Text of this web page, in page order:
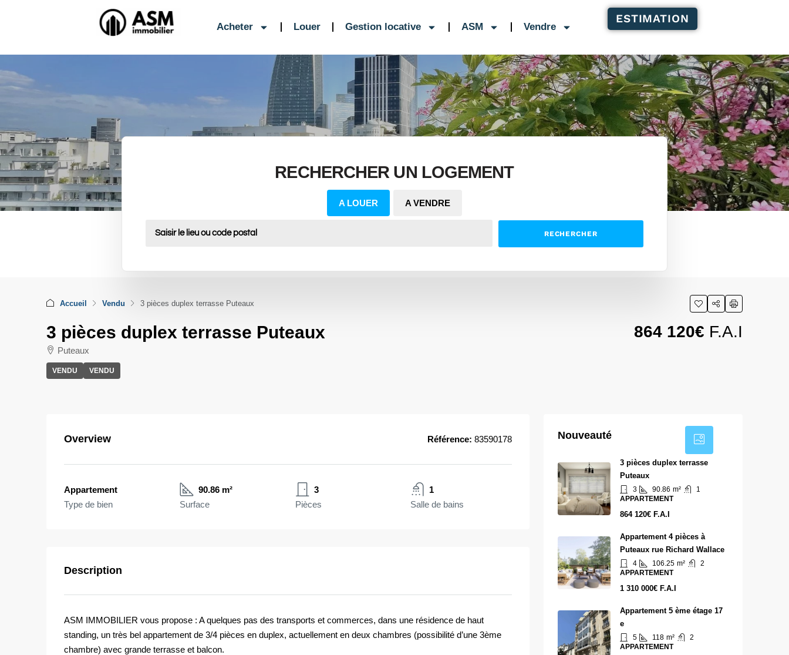
Acheter Louer Gestion locative ASM Vendre
ESTIMATION
RECHERCHER UN LOGEMENT
A LOUER A VENDRE
RECHERCHER
Accueil Vendu 3 pièces duplex terrasse Puteaux
3 pièces duplex terrasse Puteaux
Puteaux
VENDU VENDU
864 120€ F.A.I
Overview Référence: 83590178
Appartement
Type de bien
90.86 m²
Surface
3
Pièces
1
Salle de bains
Description
ASM IMMOBILIER vous propose : A quelques pas des transports et commerces, dans une résidence de haut
standing, un très bel appartement de 3/4 pièces en duplex, actuellement en deux chambres (possibilité d’une 3ème
chambre) avec grande terrasse et balcon.
Nouveauté
3 pièces duplex terrasse
Puteaux
3 90.86 m²
1
APPARTEMENT
864 120€ F.A.I
Appartement 4 pièces à
Puteaux rue Richard Wallace
4 106.25 m²
2
APPARTEMENT
1 310 000€ F.A.I
Appartement 5 ème étage 17
e
5 118 m²
2
APPARTEMENT